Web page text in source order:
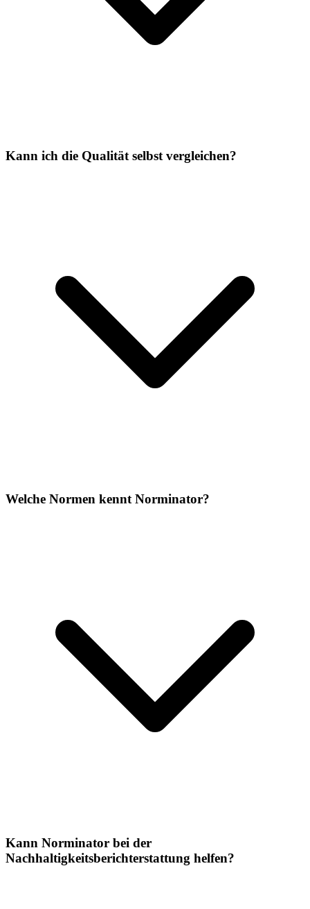
Kann ich die Qualität selbst vergleichen?
Welche Normen kennt Norminator?
Kann Norminator bei der
Nachhaltigkeitsberichterstattung helfen?